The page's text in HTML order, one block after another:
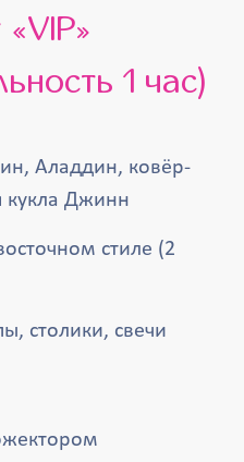
1 час)
Аладдин, ковёр-
кукла Джинн
стиле (2
столики, свечи